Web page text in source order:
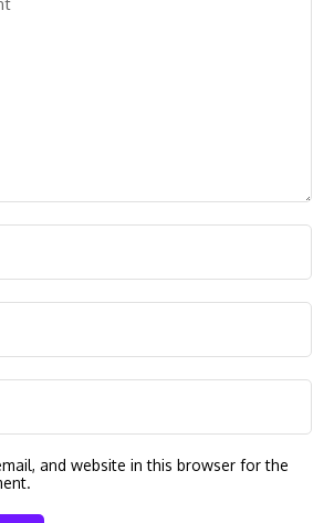
and website in this browser for the